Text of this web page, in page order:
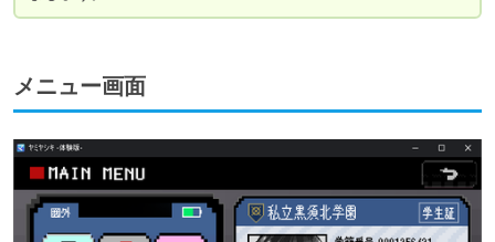
メニュー画面